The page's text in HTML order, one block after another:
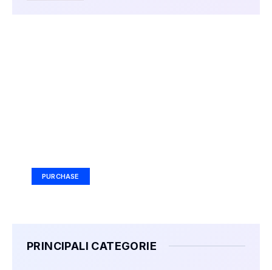
PURCHASE
PRINCIPALI CATEGORIE